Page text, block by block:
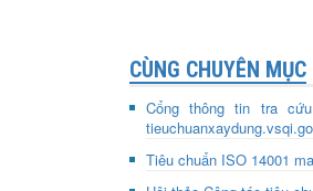
CÙNG CHUYÊN MỤC
Cổng thông tin tra
Tiêu chuẩn ISO 14001